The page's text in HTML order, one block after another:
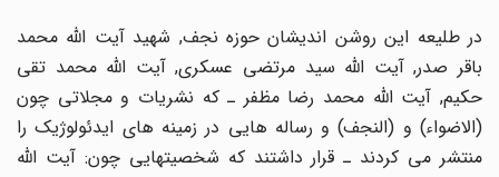
در طلیعه این روشن اندیشان حوزه نجف, شهید آیت اللّه محمد
باقر صدر, آیت اللّه سید مرتضى عسکرى, آیت اللّه محمد تقى
حکیم, آیت اللّه محمد رضا مظفر ـ که نشریات و مجلاتى چون
(الاضواء) و (النجف) و رساله هایى در زمینه هاى ایدئولوژیک را
منتشر مى کردند ـ قرار داشتند که شخصیتهایى چون: آیت اللّه